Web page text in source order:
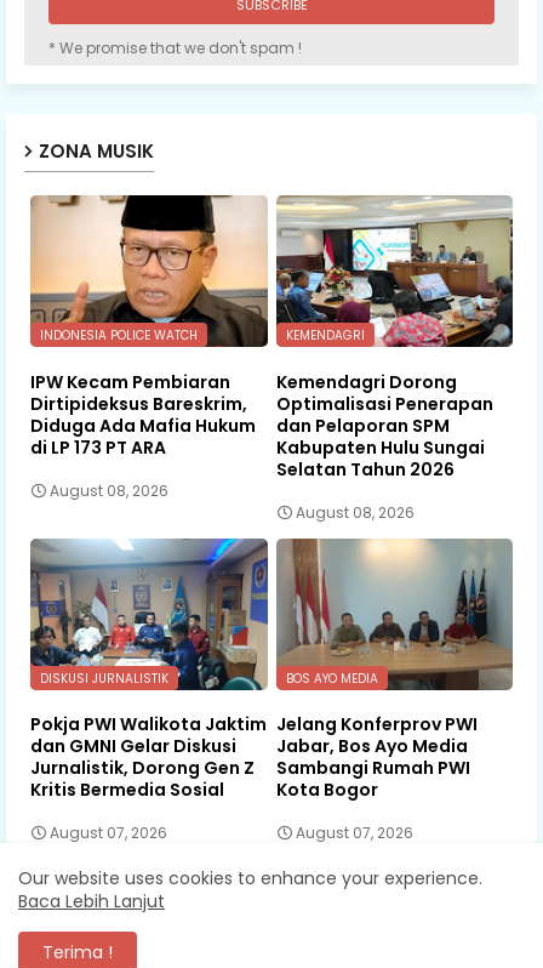
* We promise that we don't spam !
ZONA MUSIK
INDONESIA POLICE WATCH
IPW Kecam Pembiaran
Dirtipideksus Bareskrim,
Diduga Ada Mafia Hukum
di LP 173 PT ARA
August 08, 2026
KEMENDAGRI
Kemendagri Dorong
Optimalisasi Penerapan
dan Pelaporan SPM
Kabupaten Hulu Sungai
Selatan Tahun 2026
August 08, 2026
DISKUSI JURNALISTIK
Pokja PWI Walikota Jaktim
dan GMNI Gelar Diskusi
Jurnalistik, Dorong Gen Z
Kritis Bermedia Sosial
August 07, 2026
BOS AYO MEDIA
Jelang Konferprov PWI
Jabar, Bos Ayo Media
Sambangi Rumah PWI
Kota Bogor
August 07, 2026
KOMENTAR
Our website uses cookies to enhance your experience.
Baca Lebih Lanjut
Terima !